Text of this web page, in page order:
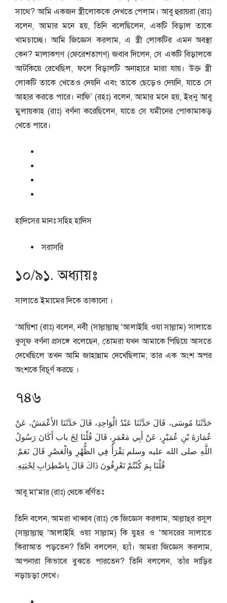
সাথে? আমি একজন স্ত্রীলোককে দেখতে পেলাম। আবূ হুরায়রা (রাঃ)
বলেন, আমার মনে হয়, তিনি বলেছিলেন, একটি বিড়াল তাকে
খামচাচ্ছে। আমি জিজ্ঞেস করলাম, এ স্ত্রী লোকটির এমন অবস্থা
কেন? মালাকগণ (ফেরেশতাগণ) জবাব দিলেন, সে একটি বিড়ালকে
আটকিয়ে রেখেছিল, ফলে বিড়ালটি অনাহারে মারা যায়। উক্ত স্ত্রী
লোকটি তাকে খেতেও দেয়নি এবং তাকে ছেড়েও দেয়নি, যাতে সে
আহার করতে পারে। নাফি’ (রহঃ) বলেন, আমার মনে হয়, ইব্‌নু আবূ
মুলায়কাহ (রাঃ) বর্ণনা করেছিলেন, যাতে সে যমীনের পোকামাকড়
খেতে পারে।
হাদিসের মানঃসহিহ হাদিস
সরাসরি
১০/৯১. অধ্যায়ঃ
সালাতে ইমামের দিকে তাকানো ।
‘আয়িশা (রাঃ) বলেন, নবী (সাল্লাল্লাহু ‘আলাইহি ওয়া সাল্লাম) সালাতে
কুসূফ বর্ণনা প্রসঙ্গে বলেছেন, তোমরা যখন আমাকে পিছিয়ে আসতে
দেখেছিলে তখন আমি জাহান্নাম দেখেছিলাম; তার এক অংশ অপর
অংশকে বিচূর্ণ করছে ।
৭৪৬
حَدَّثَنَا مُوسَى، قَالَ حَدَّثَنَا عَبْدُ الْوَاحِدِ، قَالَ حَدَّثَنَا الأَعْمَشُ، عَنْ
عُمَارَةَ بْنِ عُمَيْرٍ، عَنْ أَبِي مَعْمَرٍ، قَالَ قُلْنَا لِخَ باب أَكَانَ رَسُولُ
اللَّهِ صلى الله عليه وسلم يَقْرَأُ فِي الظُّهْرِ وَالْعَصْرِ قَالَ نَعَمْ‏.‏
قُلْنَا بِمَ كُنْتُمْ تَعْرِفُونَ ذَاكَ قَالَ بِاضْطِرَابِ لِحْيَتِهِ‏.‏
আবূ মা’মার (রাঃ) থেকে বর্ণিতঃ
তিনি বলেন, আমরা খাব্বাব (রাঃ) কে জিজ্ঞেস করলাম, আল্লাহ্‌র রসূল
(সাল্লাল্লাহু ‘আলাইহি ওয়া সাল্লাম) কি যুহর ও ‘আসরের সালাতে
কিরাআত পড়তেন? তিনি বললেন, হ্যাঁ। আমরা জিজ্ঞেস করলাম,
আপনারা কিভাবে বুঝতে পারতেন? তিনি বললেন, তাঁর দাড়ির
নড়াচড়া দেখে।